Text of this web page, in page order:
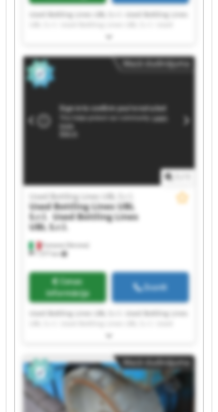
Used Bottling Lines UBL S.r.l. Used Bottling Lines
Bottling Lines UBL S.r.l. Used Bottling Lines UBL
Lines UBL S.r.l. Used Bottling Lines UBL S.r.l.
Used Bottling Lines UBL S.r.l. Used Bottling Lines
UBL S.r.l. Used Bottling Lines UBL S.r.l. Used
Bottling Lines UBL S.r.l. Used Bottling Lines UBL
Lines UBL S.r.l. Used Bottling Lines UBL S.r.l.
Used Bottling Lines UBL S.r.l. Used Bottling Lines
UBL S.r.l. Used Bottling Lines UBL S.r.l. Used
Bottling Lines UBL S.r.l.
Mazā sludinājuma
Fumane (Verona)
1 577 km
Used Bottling Lines UBL S.r.l.
Used Bottling Lines UBL
S.r.l.
Used Bottling Lines
UBL S.r.l.
Cenas
informācija
Zvanīt
Used Bottling Lines UBL S.r.l. Used Bottling Lines
Bottling Lines UBL S.r.l. Used Bottling Lines UBL
Lines UBL S.r.l. Used Bottling Lines UBL S.r.l.
Used Bottling Lines UBL S.r.l. Used Bottling Lines
UBL S.r.l. Used Bottling Lines UBL S.r.l. Used
Bottling Lines UBL S.r.l. Used Bottling Lines UBL
S.r.l. Used Bottling Lines UBL S.r.l. Used Bottling
Lines UBL S.r.l. Used Bottling Lines UBL S.r.l.
Mazā sludinājuma